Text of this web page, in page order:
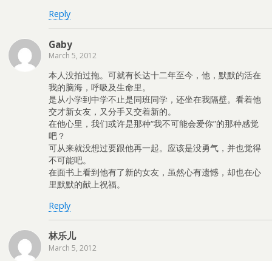
Reply
Gaby
March 5, 2012
本人没拍过拖。可就有长达十二年至今，他，默默的活在
我的脑海，呼吸及生命里。
是从小学到中学不止是同班同学，还坐在我隔壁。看着他
交才新女友，又分手又交着新的。
在他心里，我们或许是那种“我不可能会爱你”的那种感觉
吧？
可从来就没想过要跟他再一起。应该是没勇气，并也觉得
不可能吧。
在面书上看到他有了新的女友，虽然心有遗憾，却也在心
里默默的献上祝福。
Reply
林乐儿
March 5, 2012